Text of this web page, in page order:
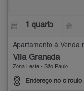
1 quarto
Apartamento à Venda
Vila Granada
Zona Leste - São Paulo
Endereço no círculo